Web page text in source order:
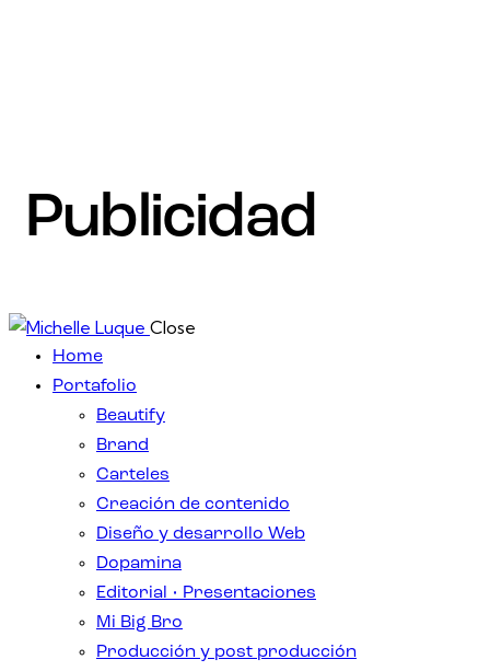
Publicidad
Close
Home
Portafolio
Beautify
Brand
Carteles
Creación de contenido
Diseño y desarrollo Web
Dopamina
Editorial • Presentaciones
Mi Big Bro
Producción y post producción